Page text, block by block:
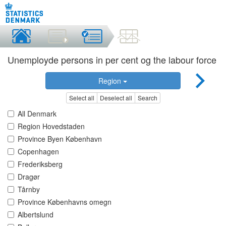
Unemployde persons in per cent og the labour force
Region
Select all Deselect all Search
All Denmark
Region Hovedstaden
Province Byen København
Copenhagen
Frederiksberg
Dragør
Tårnby
Province Københavns omegn
Albertslund